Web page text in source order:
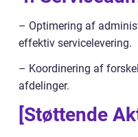
– Optimering af
effektiv servicelevering.
– Koordinering af
afdelinger.
[Støttende